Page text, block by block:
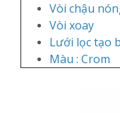
Vòi chậu
Vòi xoay
Lưới lọc tạo
Màu : Crom